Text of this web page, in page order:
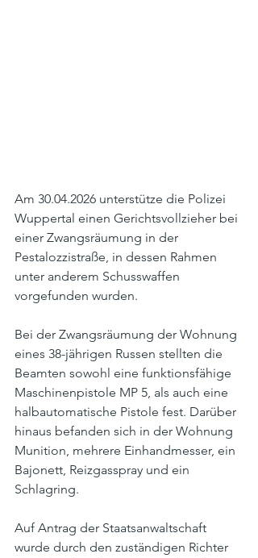
Am 30.04.2026 unterstütze die Polizei
Wuppertal einen Gerichtsvollzieher bei
einer Zwangsräumung in der
Pestalozzistraße, in dessen Rahmen
unter anderem Schusswaffen
vorgefunden wurden.
Bei der Zwangsräumung der Wohnung
eines 38-jährigen Russen stellten die
Beamten sowohl eine funktionsfähige
Maschinenpistole MP 5, als auch eine
halbautomatische Pistole fest. Darüber
hinaus befanden sich in der Wohnung
Munition, mehrere Einhandmesser, ein
Bajonett, Reizgasspray und ein
Schlagring.
Auf Antrag der Staatsanwaltschaft
wurde durch den zuständigen Richter